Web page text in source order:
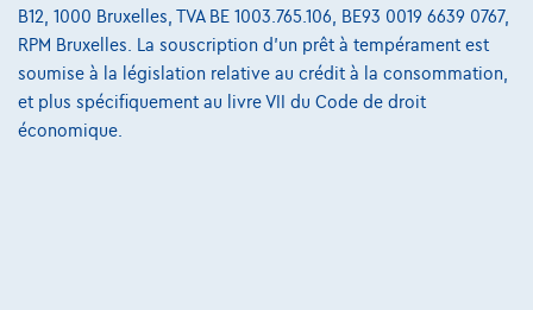
8800 Roeselare, Decocars Roeselare
Comparer
Voir le véhicule
B12, 1000 Bruxelles, TVA BE 1003.765.106, BE93 0019 6639 0767,
RPM Bruxelles. La souscription d'un prêt à tempérament est
soumise à la législation relative au crédit à la consommation,
et plus spécifiquement au livre VII du Code de droit
économique.